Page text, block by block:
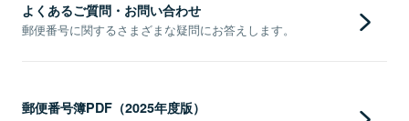
よくあるご質問・お問い合わせ
郵便番号に関するさまざまな疑問にお答えします。
郵便番号簿PDF（2025年度版）